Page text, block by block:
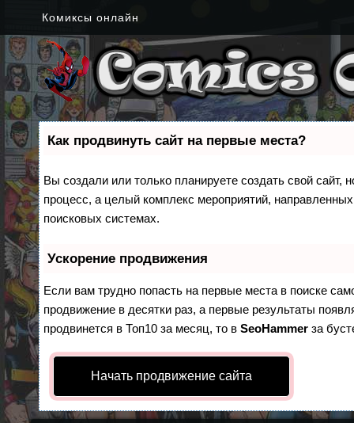
Комиксы онлайн
Как продвинуть сайт на первые места?
Вы создали или только планируете создать свой сайт,
процесс, а целый комплекс мероприятий,
поисковых системах.
Ускорение продвижения
Если вам трудно попасть на первые места в поиске
продвижение в десятки раз, а первые результаты
продвинется в Топ10 за месяц, то вSeoHammer за
Начать продвижение сайта